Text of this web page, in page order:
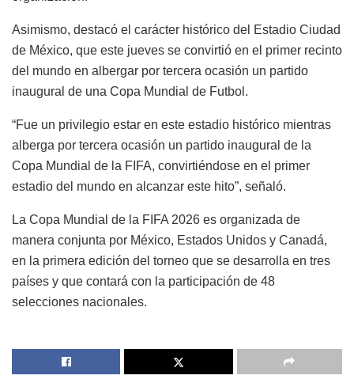
Asimismo, destacó el carácter histórico del Estadio Ciudad
de México, que este jueves se convirtió en el primer recinto
del mundo en albergar por tercera ocasión un partido
inaugural de una Copa Mundial de Futbol.
“Fue un privilegio estar en este estadio histórico mientras
alberga por tercera ocasión un partido inaugural de la
Copa Mundial de la FIFA, convirtiéndose en el primer
estadio del mundo en alcanzar este hito”, señaló.
La Copa Mundial de la FIFA 2026 es organizada de
manera conjunta por México, Estados Unidos y Canadá,
en la primera edición del torneo que se desarrolla en tres
países y que contará con la participación de 48
selecciones nacionales.